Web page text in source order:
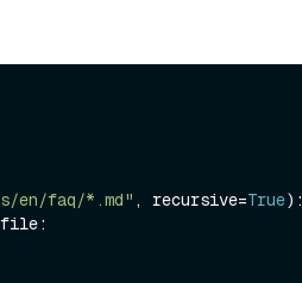
en/faq/*.md" , recursive=True):
file: